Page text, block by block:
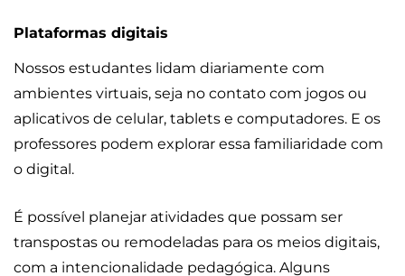
Plataformas digitais
Nossos estudantes lidam diariamente com
ambientes virtuais, seja no contato com jogos ou
aplicativos de celular, tablets e computadores. E os
professores podem explorar essa familiaridade com
o digital.
É possível planejar atividades que possam ser
transpostas ou remodeladas para os meios digitais,
com a intencionalidade pedagógica. Alguns